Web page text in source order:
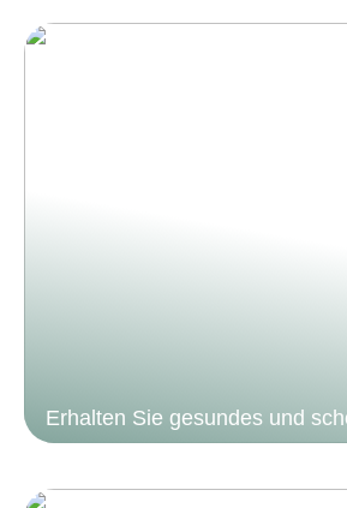
Erhalten Sie gesundes und